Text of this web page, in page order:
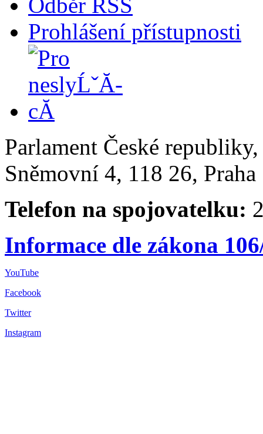
Prohlášení přístupnosti
Parlament České
Sněmovní 4, 118 26,
Telefon na spojovatelku:
Informace dle zákona
YouTube
Facebook
Twitter
Instagram